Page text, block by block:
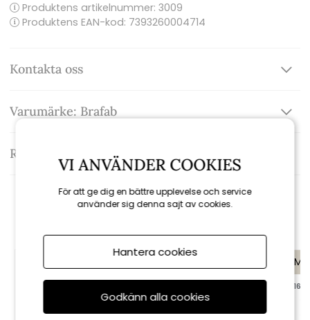
Produktens artikelnummer: 3009
Produktens EAN-kod: 7393260004714
Kontakta oss
Varumärke: Brafab
Recensioner
Rekommenderade tillbehör
till 16/8
VI ANVÄNDER COOKIES
För att ge dig en bättre upplevelse och service
använder sig denna sajt av cookies.
Hantera cookies
Godkänn alla cookies